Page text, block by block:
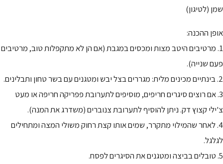
שמן (לטיגון)
אופן ההכנה:
1. מרטיבים היטב מצות ומכסים במגבת (אם הן לא מתקפלות טוב, מרטיבים
פעם שנייה).
2. בינתיים מכינים מלית: מגררים בצל יבש ומטגנים עם בשר טחון ותבלינים.
3. אם רוצים סיגרים חריפים, מוסיפים לתערובת פפריקה חריפה או מעט
צ'ילי קצוץ דק. ניתן להוסיף לתערובת צנוברים (משדרג את המנה).
4. לאחר שהמילוי מתקרר, שמים אותו קצת רחוק משולי המצה ומתחילים
לגלגל.
5. טובלים בביצה ומטגנים את הסיגרים לפסח.